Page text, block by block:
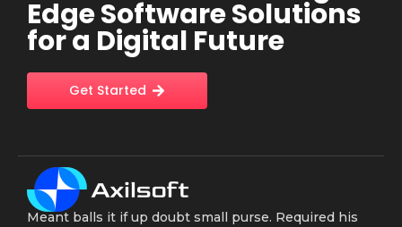
Edge Software Solutions
for a Digital Future
Get Started
Meant balls it if up doubt small purse. Required his